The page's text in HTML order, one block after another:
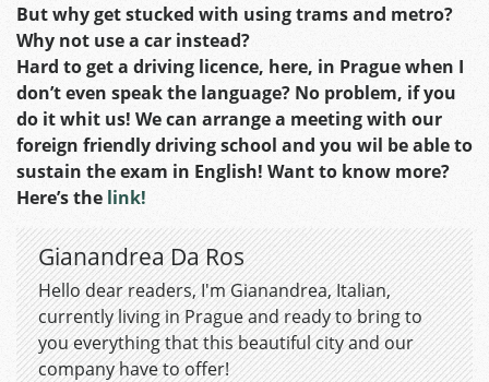
But why get stucked with using trams and metro?
Why not use a car instead?
Hard to get a driving licence, here, in Prague when I
don’t even speak the language? No problem, if you
do it whit us! We can arrange a meeting with our
foreign friendly driving school and you wil be able to
sustain the exam in English! Want to know more?
Here’s the link!
Gianandrea Da Ros
Hello dear readers, I'm Gianandrea, Italian,
currently living in Prague and ready to bring to
you everything that this beautiful city and our
company have to offer!